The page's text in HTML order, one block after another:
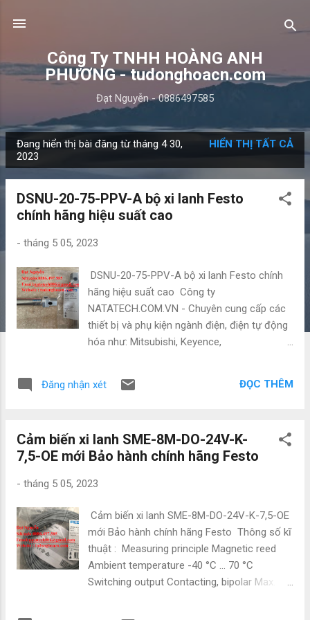
Công Ty TNHH HOÀNG ANH
PHƯƠNG - tudonghoacn.com
Đạt Nguyễn - 0886497585
à
Đang hiển thị bài đăng từ tháng 4 30,
2023
HIỂN THỊ TẤT CẢ
DSNU-20-75-PPV-A bộ xi lanh Festo
chính hãng hiệu suất cao
- tháng 5 05, 2023
DSNU-20-75-PPV-A bộ xi lanh Festo chính
hãng hiệu suất cao Công ty
NATATECH.COM.VN - Chuyên cung cấp các
thiết bị và phụ kiện ngành điện, điện tự động
hóa như: Mitsubishi, Keyence,
nhập nên có giá cực kì tốt. Giá bao luôn thị
• Zalo : 0886497585 • Email :
natatech006@gmail.com • Website :
#CamBien #Sensor #DienTuDongHoa
#DienTu #ChuyenCungCap #ThietBiDien
#BoGiamToc #NhapKhau #GiaTot
#ChuyenPhanPhoi #NhaPhanPhoi #DaiLy
#Mitsubishi #Schneider #Omron #Hitachi
#Festo #NangLuongMatTroi #Solar #Energy
Đăng nhận xét ĐỌC THÊM
Cảm biến xi lanh SME-8M-DO-24V-K-
7,5-OE mới Bảo hành chính hãng Festo
- tháng 5 05, 2023
Cảm biến xi lanh SME-8M-DO-24V-K-7,5-OE
mới Bảo hành chính hãng Festo Thông số kĩ
thuật : Measuring principle Magnetic reed
Ambient temperature -40 °C ... 70 °C
Switching output Contacting, bipolar Max.